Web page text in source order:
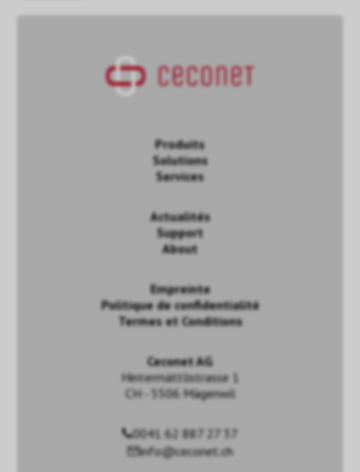
Produits
Solutions
Services
Actualités
Support
About
Empreinte
Politique de confidentialité
Termes et Conditions
Ceconet AG
Hintermättlistrasse 1
CH - 5506 Mägenwil
0041 62 887 27 37
info@ceconet.ch